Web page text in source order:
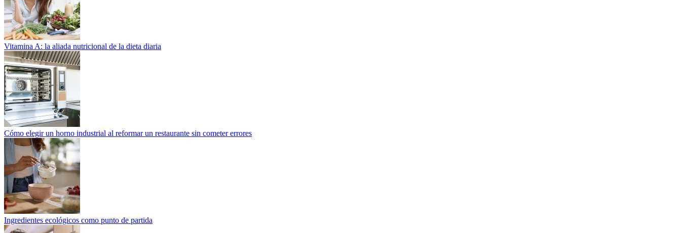
Vitamina A: la aliada nutricional de la dieta diaria
Cómo elegir un horno industrial al reformar un restaurante sin cometer errores
Ingredientes ecológicos como punto de partida